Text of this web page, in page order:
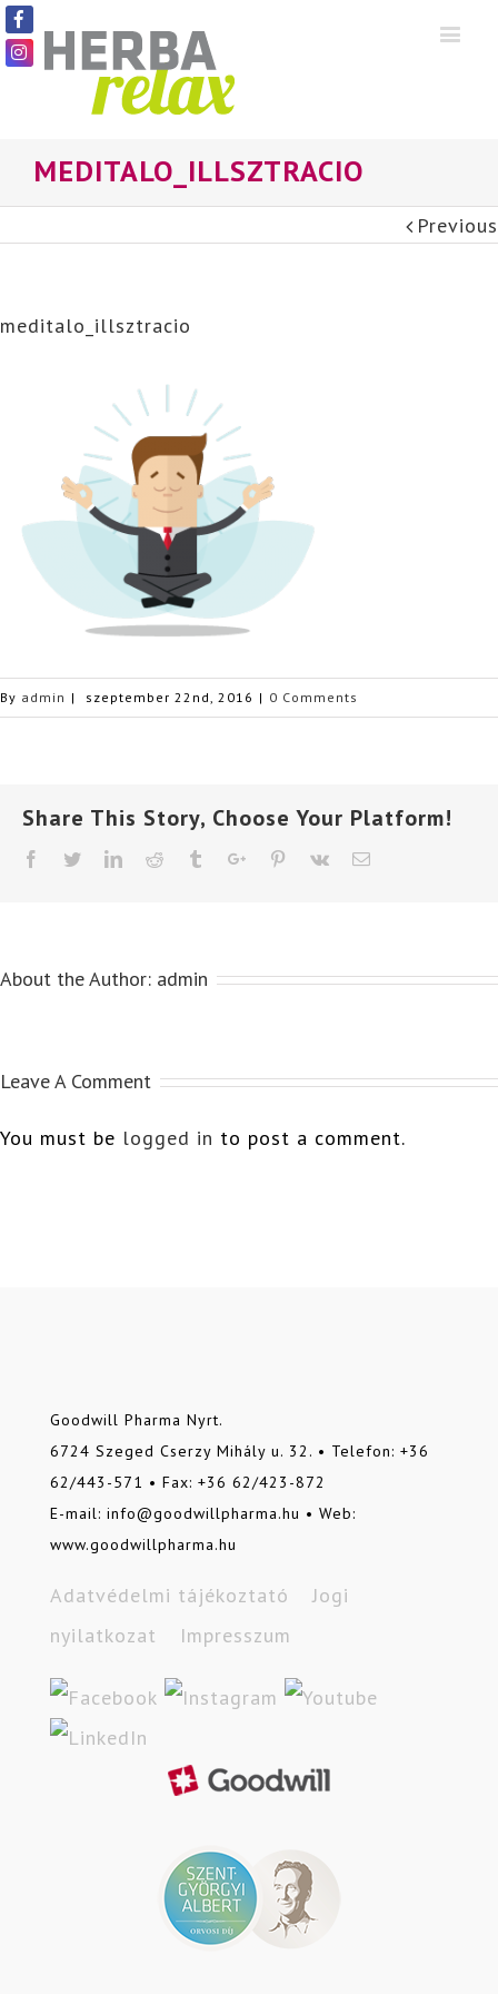
MEDITALO_ILLSZTRACIO
Previous
meditalo_illsztracio
By admin | szeptember 22nd, 2016 | 0 Comments
Share This Story, Choose Your Platform!
Facebook
TwitterLinkedin
Reddit TumblrGoogle+Pinterest
Vk
About the Author: admin
Leave A Comment
You must be logged in to post a comment.
Goodwill Pharma Nyrt.
6724 Szeged Cserzy Mihály u. 32. • Telefon: +36
62/443-571 • Fax: +36 62/423-872
E-mail: info@goodwillpharma.hu • Web:
www.goodwillpharma.hu
Adatvédelmi tájékoztató
Jogi
nyilatkozat
Impresszum